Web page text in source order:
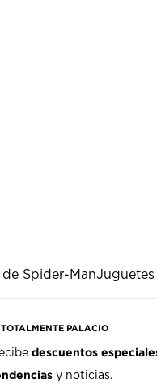
de Spider-Man
PALACIO
descuentos
y noticias.